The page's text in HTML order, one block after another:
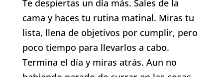
Te despiertas un día más. Sales de la
cama y haces tu rutina matinal. Miras tu
lista, llena de objetivos por cumplir, pero
poco tiempo para llevarlos a cabo.
Termina el día y miras atrás. Aun no